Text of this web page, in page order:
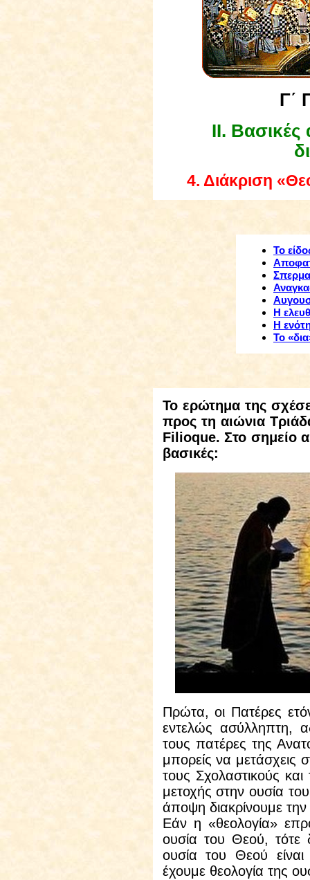
Γ΄
IΙ. Βασικές
4. Διάκριση
Το
Η
Η
Το
Τοερώτημα της
προς τη αιώνια
Filioque. Στο σημείο
βασικές:
Πρώτα, οι Πατέρες
εντελώς ασύλληπτη,
τους πατέρες της
μπορείς να μετάσχεις
τους Σχολαστικούς
μετοχής στην ουσία
άποψη διακρίνουμε
Εάν η «θεολογία»
ουσία του Θεού, τότε
ουσία του Θεού
έχουμε θεολογία της